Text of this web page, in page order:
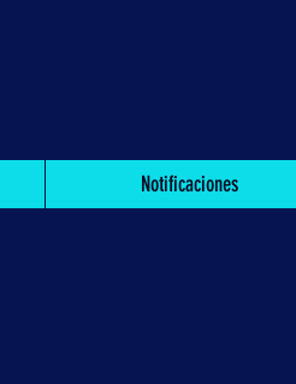
Notificaciones